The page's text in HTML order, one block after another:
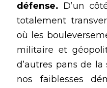
défense. D’un
totalement
où les
militaire et
d’autres pans de
nos faiblesses